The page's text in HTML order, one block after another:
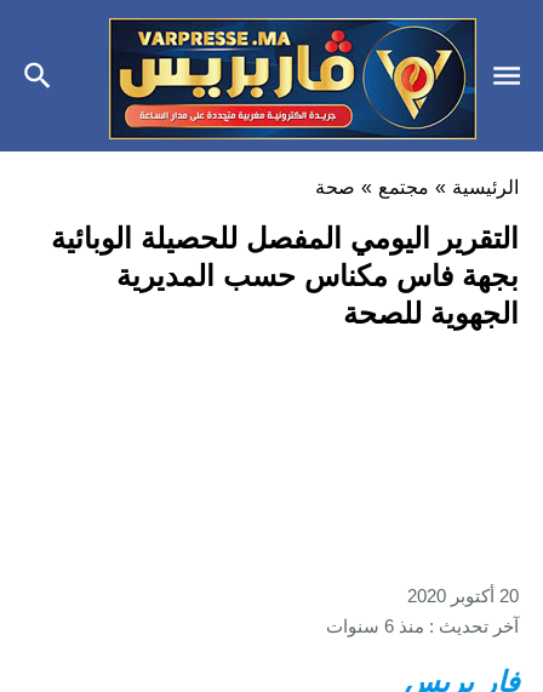
الرئيسية » مجتمع » صحة
التقرير اليومي المفصل للحصيلة الوبائية
بجهة فاس مكناس حسب المديرية
الجهوية للصحة
20 أكتوبر 2020
آخر تحديث : منذ 6 سنوات
فار بريس